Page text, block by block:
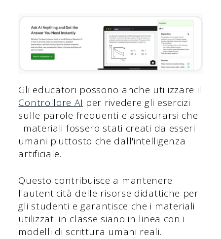
Gli educatori possono anche utilizzare il
Controllore AI per rivedere gli esercizi
sulle parole frequenti e assicurarsi che
i materiali fossero stati creati da esseri
umani piuttosto che dall'intelligenza
artificiale.
Questo contribuisce a mantenere
l'autenticità delle risorse didattiche per
gli studenti e garantisce che i materiali
utilizzati in classe siano in linea con i
modelli di scrittura umani reali.